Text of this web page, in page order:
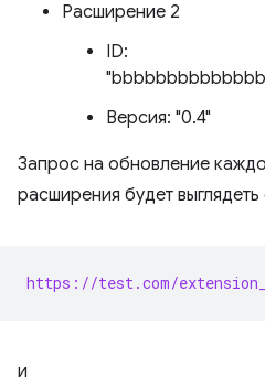
Расширение 2
ID:
Версия: "0.4"
Запрос на обновление
расширения будет
https://test.com/
и